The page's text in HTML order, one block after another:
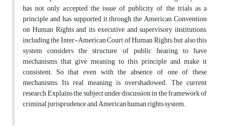
has not only accepted the issue of publicity of the trials as a
principle and has supported it through the American Convention
on Human Rights and its executive and supervisory institutions,
including the Inter-American Court of Human Rights, but also this
system considers the structure of public hearing to have
mechanisms that give meaning to this principle and make it
consistent; So that even with the absence of one of these
mechanisms, Its real meaning is overshadowed. The current
research, Explains the subject under discussion in the framework of
criminal jurisprudence and American human rights system.